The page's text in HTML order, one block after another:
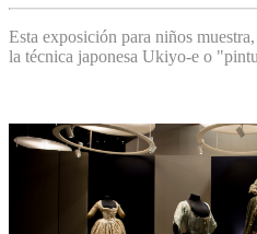
Esta exposición para niños
la técnica japonesa Ukiyo-e o